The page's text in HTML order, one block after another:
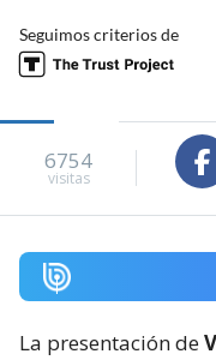
Seguimos criterios de
6754
visitas
La presentación de